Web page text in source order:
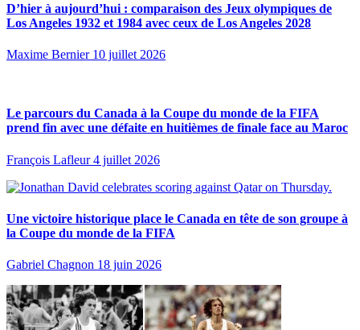
D’hier à aujourd’hui : comparaison des Jeux olympiques de
Los Angeles 1932 et 1984 avec ceux de Los Angeles 2028
Maxime Bernier 10 juillet 2026
Le parcours du Canada à la Coupe du monde de la FIFA
prend fin avec une défaite en huitièmes de finale face au Maroc
François Lafleur 4 juillet 2026
Une victoire historique place le Canada en tête de son groupe à
la Coupe du monde de la FIFA
Gabriel Chagnon 18 juin 2026